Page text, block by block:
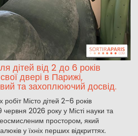
дітей від 2 до 6 років
двері в Парижі,
та захоплюючий досвід.
Місто дітей 2–6 років
червня 2026 року у Місті науки та
простором, який
у їхніх перших відкриттях.